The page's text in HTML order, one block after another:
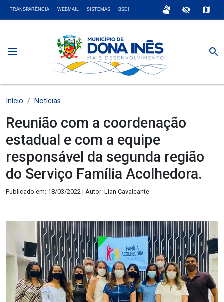
TRANSPARÊNCIA WEBMAIL SISTEMAS BSDI sign_language visibility_off map
search
Início Notícias
Reunião com a coordenação
estadual e com a equipe
responsável da segunda região
do Serviço Família Acolhedora.
Publicado em: 18/03/2022 | Autor: Lian Cavalcante